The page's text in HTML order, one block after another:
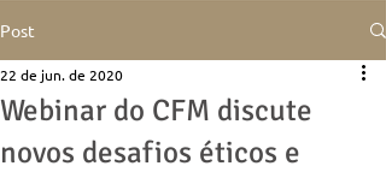
Post
Webinar do CFM discute
novos desafios éticos e
22 de jun. de 2020